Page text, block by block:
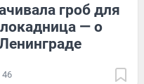
гроб для
— о
46